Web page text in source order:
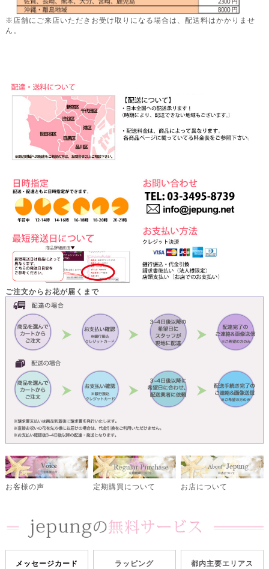
※店舗にご来店いただきお受け取りになる場合は、配送料はかかりませ
ん。
ご注文からお花が届くまで
お客様の声 定期購買について お店について
メッセージカード ラッピング
都内主要エリアス